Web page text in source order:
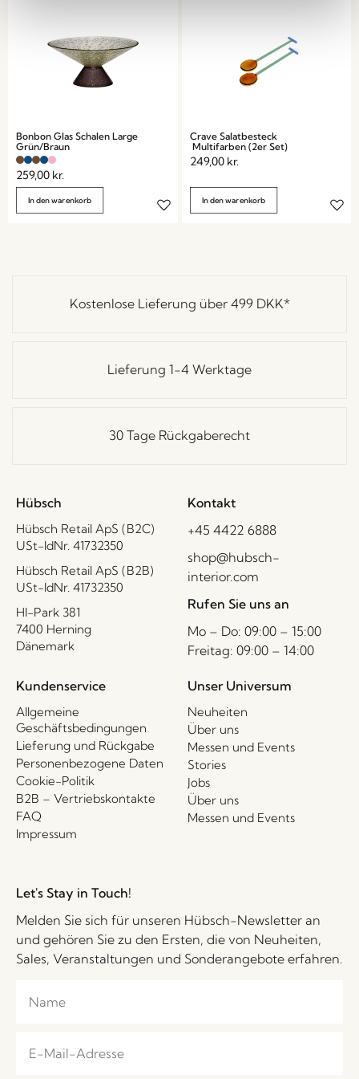
Bonbon Glas Schalen Large
Grün/Braun
259,00 kr.
In den warenkorb
Crave Salatbesteck
Multifarben (2er Set)
249,00 kr.
In den warenkorb
Kostenlose Lieferung über 499 DKK*
Lieferung 1-4 Werktage
30 Tage Rückgaberecht
Hübsch
Hübsch Retail ApS (B2C)
USt-IdNr. 41732350
Hübsch Retail ApS (B2B)
USt-IdNr. 41732350
HI-Park 381
7400 Herning
Dänemark
Kontakt
+45 4422 6888
shop@hubsch-
interior.com
Rufen Sie uns an
Mo – Do: 09:00 – 15:00
Freitag: 09:00 – 14:00
Kundenservice
Allgemeine
Geschäftsbedingungen
Lieferung und Rückgabe
Personenbezogene Daten
Cookie-Politik
B2B – Vertriebskontakte
FAQ
Impressum
Unser Universum
Neuheiten
Über uns
Messen und Events
Stories
Jobs
Über uns
Messen und Events
Let's Stay in Touch!
Melden Sie sich für unseren Hübsch-Newsletter an
und gehören Sie zu den Ersten, die von Neuheiten,
Sales, Veranstaltungen und Sonderangebote erfahren.